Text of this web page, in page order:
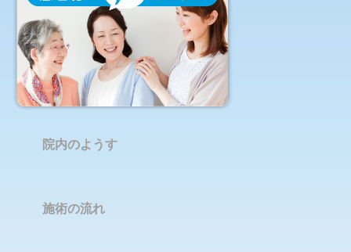
院内のようす
施術の流れ